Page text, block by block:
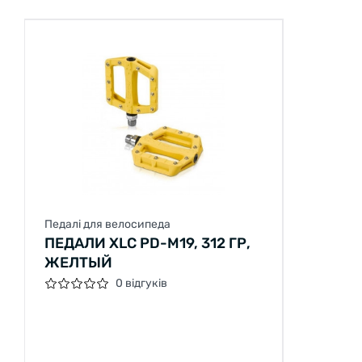
Педалі для велосипеда
ПЕДАЛИ XLC PD-M19, 312 ГР,
ЖЕЛТЫЙ
0 відгуків